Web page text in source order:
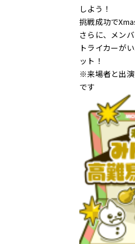
しよう！
挑戦成功で
さらに、メン
トライカーが
ット！
※来場者と出
です